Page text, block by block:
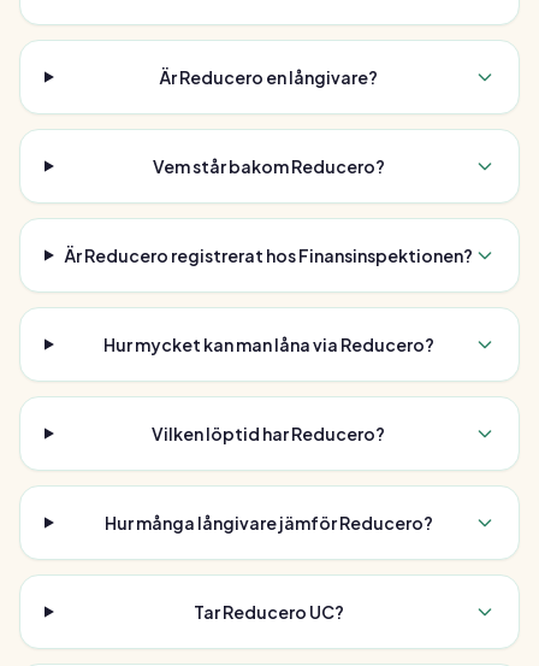
Är Reducero en långivare?
Vem står bakom Reducero?
Är Reducero registrerat hos Finansinspektionen?
Hur mycket kan man låna via Reducero?
Vilken löptid har Reducero?
Hur många långivare jämför Reducero?
Tar Reducero UC?